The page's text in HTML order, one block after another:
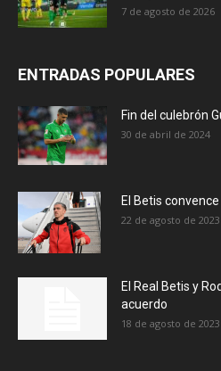
7 de agosto de 2026
ENTRADAS POPULARES
Fin del culebrón
30 de abril de 2024
El Betis
22 de agosto de 2023
El Real Betis y
acuerdo
18 de agosto de 2023